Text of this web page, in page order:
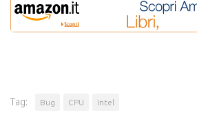
Tag: Bug CPU Intel